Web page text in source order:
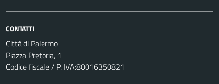
CONTATTI
Città di Palermo
Piazza Pretoria, 1
Codice fiscale / P. IVA:80016350821